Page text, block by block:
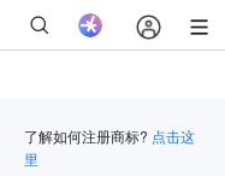
了解如何注册商标? 点击这
里